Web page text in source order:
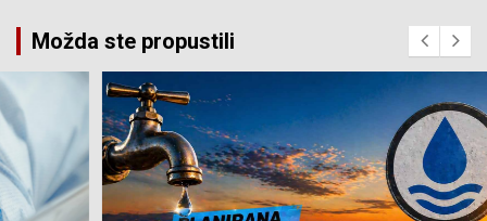
Možda ste propustili